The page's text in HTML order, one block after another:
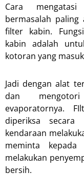
Cara
bermasalah paling
filter kabin.
kabin adalah
kotoran yang
Jadi dengan alat
dan
evaporatornya.
diperiksa
kendaraan
meminta
melakukan
bersih.